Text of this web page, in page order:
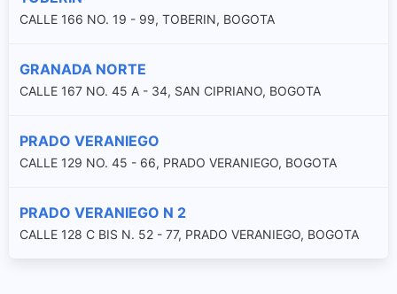
CALLE 166 NO. 19 - 99, TOBERIN, BOGOTA
GRANADA NORTE
CALLE 167 NO. 45 A - 34, SAN CIPRIANO, BOGOTA
PRADO VERANIEGO
CALLE 129 NO. 45 - 66, PRADO VERANIEGO, BOGOTA
PRADO VERANIEGO N 2
CALLE 128 C BIS N. 52 - 77, PRADO VERANIEGO, BOGOTA